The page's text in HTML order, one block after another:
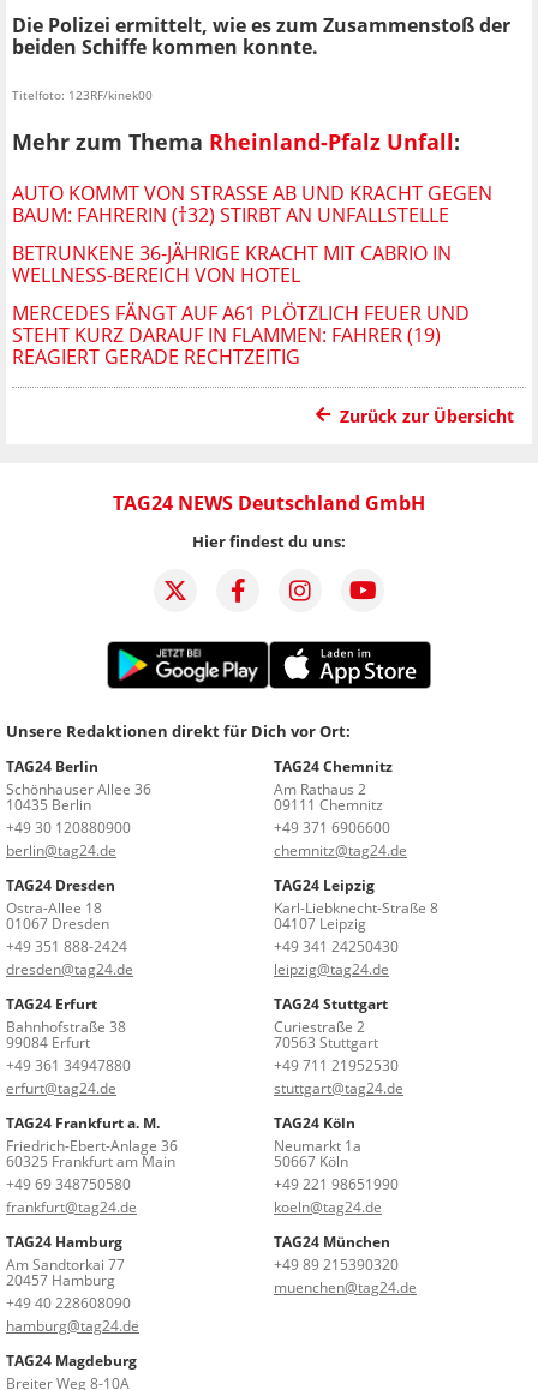
Die Polizei ermittelt, wie es zum Zusammenstoß der
beiden Schiffe kommen konnte.
Titelfoto: 123RF/kinek00
Mehr zum Thema Rheinland-Pfalz Unfall:
AUTO KOMMT VON STRASSE AB UND KRACHT GEGEN B
AUM: FAHRERIN (†32) STIRBT AN UNFALLSTELLE
BETRUNKENE 36-JÄHRIGE KRACHT MIT CABRIO IN
WELLNESS-BEREICH VON HOTEL
MERCEDES FÄNGT AUF A61 PLÖTZLICH FEUER UND
STEHT KURZ DARAUF IN FLAMMEN: FAHRER (19)
REAGIERT GERADE RECHTZEITIG
Zurück zur Übersicht
TAG24 NEWS Deutschland GmbH
Hier findest du uns:
Unsere Redaktionen direkt für Dich vor Ort:
TAG24 Berlin
Schönhauser Allee 36
10435 Berlin
+49 30 120880900
berlin@tag24.de
TAG24 Chemnitz
Am Rathaus 2
09111 Chemnitz
+49 371 6906600
chemnitz@tag24.de
TAG24 Dresden
Ostra-Allee 18
01067 Dresden
+49 351 888-2424
dresden@tag24.de
TAG24 Leipzig
Karl-Liebknecht-Straße 8
04107 Leipzig
+49 341 24250430
leipzig@tag24.de
TAG24 Erfurt
Bahnhofstraße 38
99084 Erfurt
+49 361 34947880
erfurt@tag24.de
TAG24 Stuttgart
Curiestraße 2
70563 Stuttgart
+49 711 21952530
stuttgart@tag24.de
TAG24 Frankfurt a. M.
Friedrich-Ebert-Anlage 36
60325 Frankfurt am Main
+49 69 348750580
frankfurt@tag24.de
TAG24 Köln
Neumarkt 1a
50667 Köln
+49 221 98651990
koeln@tag24.de
TAG24 Hamburg
Am Sandtorkai 77
20457 Hamburg
+49 40 228608090
hamburg@tag24.de
TAG24 München
+49 89 215390320
muenchen@tag24.de
TAG24 Magdeburg
Breiter Weg 8-10A